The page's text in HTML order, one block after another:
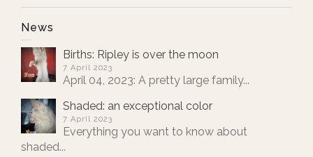
News
Births: Ripley is over the moon
7 April 2023
April 04, 2023: A pretty large family...
Shaded: an exceptional color
7 April 2023
Everything you want to know about
shaded...